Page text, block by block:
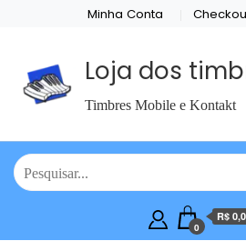
Minha Conta
Loja dos
Timbres Mobile e Kontakt
0
R$